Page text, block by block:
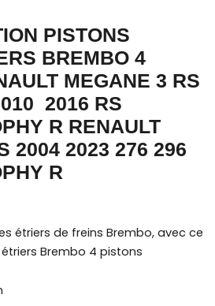
PISTONS
BREMBO 4
MEGANE 3 RS
2016 RS
R RENAULT
2004 2023 276 296
R
étriers de freins Brembo, avec ce
Brembo 4 pistons